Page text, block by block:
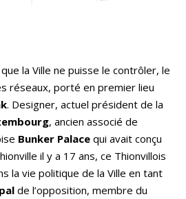
la Ville ne puisse le contrôler, le
réseaux, porté en premier lieu
. Designer, actuel président de la
, ancien associé de
Bunker Palace qui avait conçu
il y a 17 ans, ce Thionvillois
la vie politique de la Ville en tant
de l’opposition, membre du